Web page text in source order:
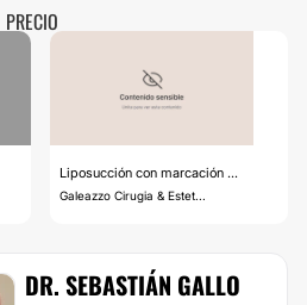
PRECIO
Liposucción con marcación ...
Galeazzo Cirugia & Estet...
DR. SEBASTIÁN GALLO